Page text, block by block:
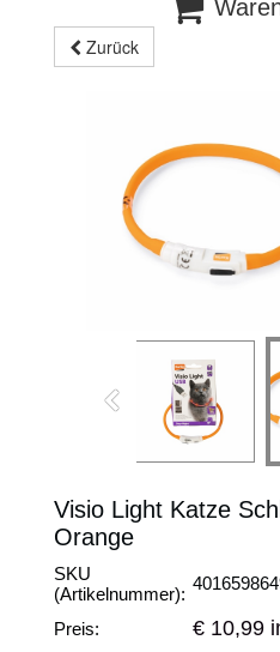

Zurück
Visio Light Katze
Orange
SKU
(Artikelnummer):
Preis: € 10,99